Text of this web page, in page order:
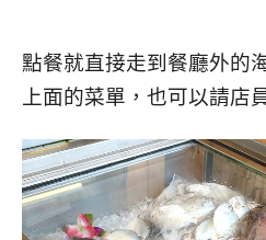
點餐就直接走到餐廳外的
上面的菜單，也可以請店